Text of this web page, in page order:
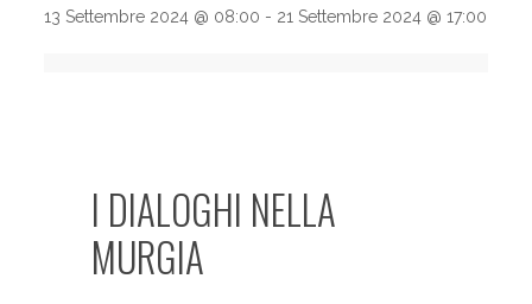
13 Settembre 2024 @ 08:00 - 21 Settembre 2024 @ 17:00
I DIALOGHI NELLA
MURGIA